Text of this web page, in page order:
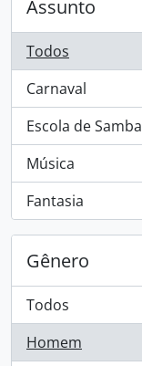
Assunto
Todos
Carnaval
, 2 resultados
Escola de Samba
, 2 resultados
Música
, 1 resultados
Fantasia
, 1 resultados
Gênero
Todos
Homem
, 2 resultados